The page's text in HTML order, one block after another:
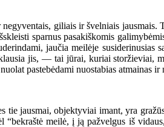
giliais ir švelniais
sparnus pasakiškomis
jaučia meilėje susiderinusias
jis, — tai jūrai, kuriai storžieviai,
pastebėdami nuostabias atmainas ir
jausmai, objektyviai imant, yra
meilė, į ją pažvelgus iš